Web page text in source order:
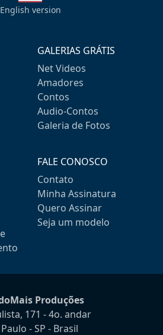
English version
GALERIAS GRÁTIS
Net Videos
Amadores
Contos
Audio-Contos
Galeria de Fotos
FALE CONOSCO
Contato
Minha Assinatura
Quero Assinar
Seja um modelo
Produções
171 - 4o. andar
- SP - Brasil